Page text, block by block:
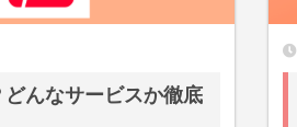
んなサービスか徹底